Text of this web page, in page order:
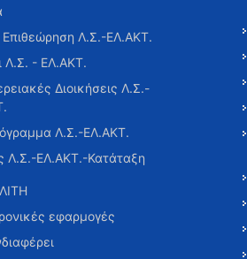
Επιθεώρηση Λ.Σ.-ΕΛ.ΑΚΤ.
Λ.Σ. - ΕΛ.ΑΚΤ.
Διοικήσεις Λ.Σ.-
Λ.Σ.-ΕΛ.ΑΚΤ.
Λ.Σ.-ΕΛ.ΑΚΤ.-Κατάταξη
εφαρμογές